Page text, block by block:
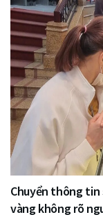
Chuyển thông tin
vàng không rõ